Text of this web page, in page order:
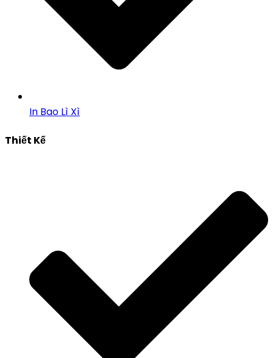
In Bao Lì Xì
Thiết Kế